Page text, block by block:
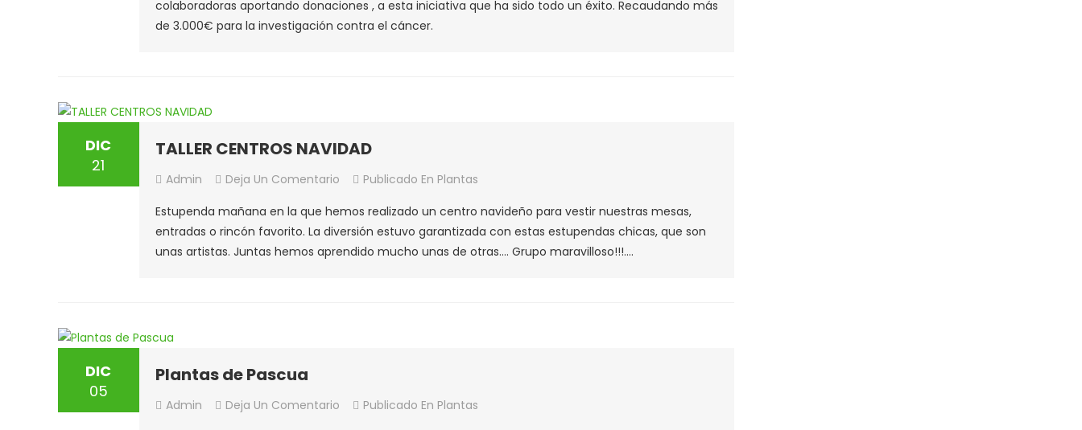
Contra
El
colaboradoras aportando donaciones , a esta iniciativa que ha sido todo un éxito. Recaudando más
de 3.000€ para la investigación contra el cáncer.
DIC
21
TALLER CENTROS NAVIDAD
Admin Deja Un ComentarioEn
CENTROS
NAVIDAD
Publicado En Plantas
Estupenda mañana en la que hemos realizado un centro navideño para vestir nuestras mesas,
entradas o rincón favorito. La diversión estuvo garantizada con estas estupendas chicas, que son
unas artistas. Juntas hemos aprendido mucho unas de otras…. Grupo maravilloso!!!….
DIC
05
Plantas de Pascua
Admin Deja Un ComentarioEn
Publicado En Plantas